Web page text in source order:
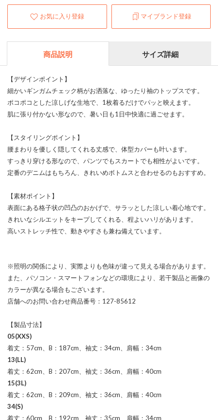
お気に入り登録 マイブランド登録
商品説明 サイズ詳細
【デザインポイント】
細かいギンガムチェック柄がお洒落な、ゆったり袖のトップスです。
ポコポコとした涼しげな生地で、1枚着るだけでパッと映えます。
肌に張り付かない形なので、暑い日も1日中快適に過ごせます。
【スタイリングポイント】
腰まわりを優しく隠してくれる丈感で、体型カバーも叶います。
すっきり穿ける形なので、パンツでもスカートでも相性がよいです。
定番のデニムはもちろん、きれいめボトムスと合わせるのもおすすめ。
【素材ポイント】
表面にある格子状の凹凸のおかげで、サラッとした涼しい着心地です。
きれいなシルエットをキープしてくれる、程よいハリがあります。
高いストレッチ性で、動きやすさも兼ね備えています。
※照明の関係により、実際よりも色味が違って見える場合があります。
また、パソコン・スマートフォンなどの環境により、若干製品と画像の
カラーが異なる場合もございます。
店舗へのお問い合わせ商品番号：127-85612
【製品寸法】
05(XXS)
着丈：57cm、B：187cm、袖丈：34cm、肩幅：34cm
13(LL)
着丈：62cm、B：207cm、袖丈：36cm、肩幅：40cm
15(3L)
着丈：62cm、B：209cm、袖丈：36cm、肩幅：40cm
34(S)
着丈：60cm、B：192cm、袖丈：35cm、肩幅：34cm